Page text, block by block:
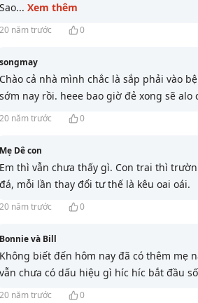
Sao... Xem thêm
20 năm trước 0
songmay
Chào cả nhà mình chắc là sắp phải vào
sớm nay rồi. heee bao giờ đẻ xong sẽ alo
20 năm trước 0
Mẹ Dê con
Em thì vẫn chưa thấy gì. Con trai thì
đá, mỗi lần thay đổi tư thế là kêu oai oái.
20 năm trước 0
Bonnie và Bill
Không biết đến hôm nay đã có thêm mẹ
vẫn chưa có dấu hiệu gì híc híc bắt đầu
20 năm trước 0